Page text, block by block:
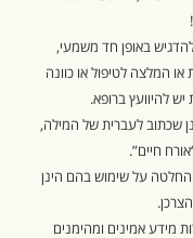
באופן חד משמעי,
המלצה לטיפול או כוונה
יש להיוועץ ברופא.
שכתוב לעברית של המילה,
על שימוש בהם הינן
מידע אמינים ומהימנים